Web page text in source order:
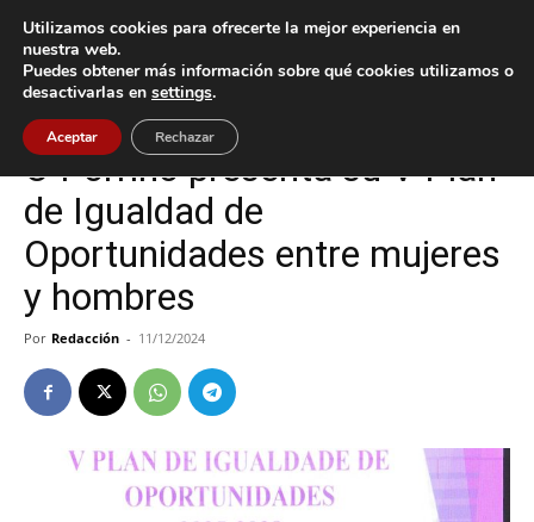
Inicio O Porriño
O Porriño
O Porriño presenta su V Plan
de Igualdad de
Oportunidades entre mujeres
y hombres
Por Redacción - 11/12/2024
Utilizamos cookies para ofrecerte la mejor experiencia en
nuestra web.
Puedes obtener más información sobre qué cookies utilizamos o
desactivarlas en settings.
Aceptar Rechazar